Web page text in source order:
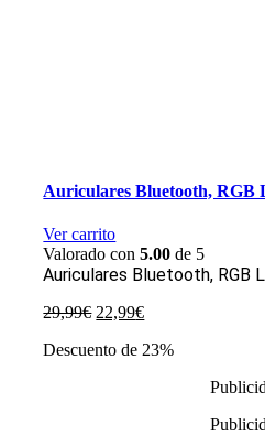
Auriculares Bluetooth, RGB
Ver carrito
Valorado con5.00 de 5
Auriculares Bluetooth, RGB
29,99€ El
original
22,99€El
actual
Descuento de 23%